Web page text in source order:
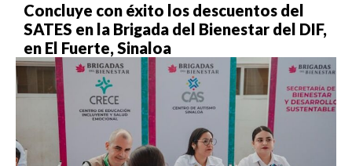
Concluye con éxito los descuentos del
SATES en la Brigada del Bienestar del DIF,
en El Fuerte, Sinaloa